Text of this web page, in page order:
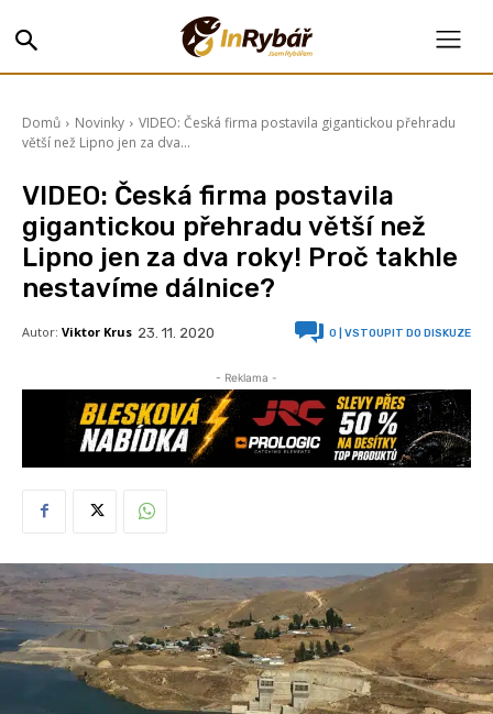
Domů Novinky
VIDEO: Česká firma postavila gigantickou přehradu
větší než Lipno jen za dva...
VIDEO: Česká firma postavila
gigantickou přehradu větší než
Lipno jen za dva roky! Proč takhle
nestavíme dálnice?
Autor: Viktor Krus 23. 11. 2020 0 | VSTOUPIT DO DISKUZE
- Reklama -